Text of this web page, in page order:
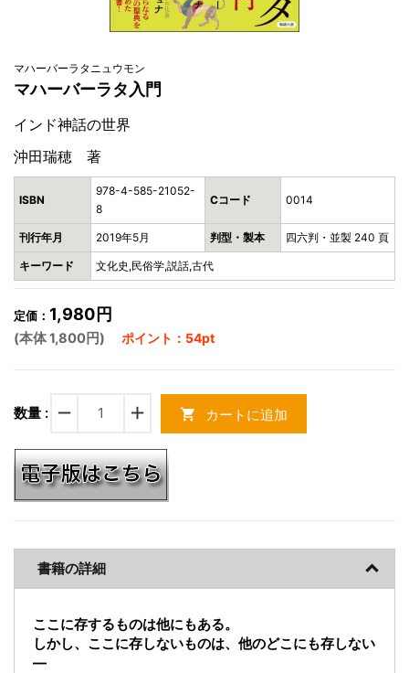
マハーバーラタニュウモン
マハーバーラタ入門
インド神話の世界
沖田瑞穂 著
ISBN
978-4-585-21052-
8
Cコード 0014
刊行年月 2019年5月 判型・製本 四六判・並製 240 頁
キーワード 文化史,民俗学,説話,古代
定価： 1,980円
(本体 1,800円) ポイント：54pt
数量 : remove add shopping_cart カートに追加
書籍の詳細
ここに存するものは他にもある。
しかし、ここに存しないものは、他のどこにも存しない
―